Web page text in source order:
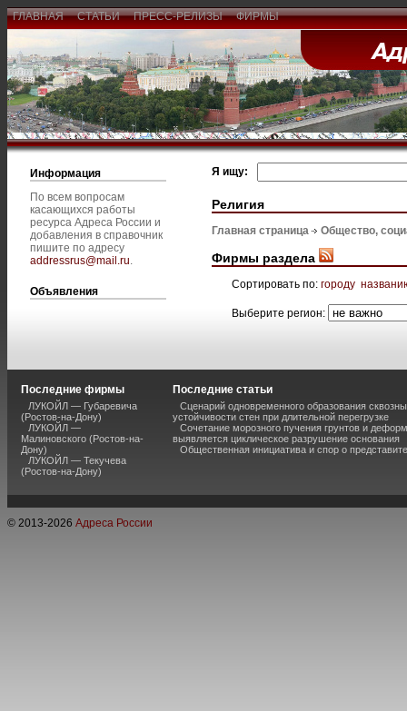
ГЛАВНАЯ СТАТЬИ ПРЕСС-РЕЛИЗЫ ФИРМЫ
Информация
По всем вопросам
касающихся работы
ресурса Адреса России и
добавления в справочник
пишите по адресу
addressrus@mail.ru.
Объявления
Я ищу:
Религия
Главная страница Общество,
Фирмы раздела
Сортировать по: городу
Выберите регион:
Последние фирмы
ЛУКОЙЛ — Губаревича
(Ростов-на-Дону)
ЛУКОЙЛ —
Малиновского (Ростов-на-
Дону)
ЛУКОЙЛ — Текучева
(Ростов-на-Дону)
Последние статьи
Сценарий одновременного образования
устойчивости стен при длительной перегрузке
Сочетание морозного пучения грунтов и
выявляется циклическое разрушение основания
Общественная инициатива и спор о
© 2013-2026 Адреса России